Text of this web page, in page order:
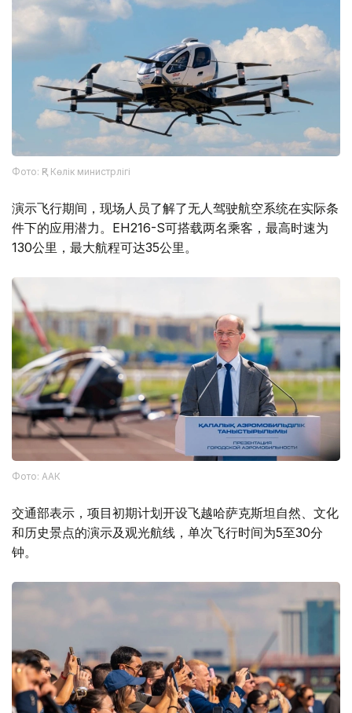
Фото: ҚР Көлік министрлігі
演示飞行期间，现场人员了解了无人驾驶航空系统在实际条
件下的应用潜力。EH216-S可搭载两名乘客，最高时速为
130公里，最大航程可达35公里。
Фото: ААК
交通部表示，项目初期计划开设飞越哈萨克斯坦自然、文化
和历史景点的演示及观光航线，单次飞行时间为5至30分
钟。